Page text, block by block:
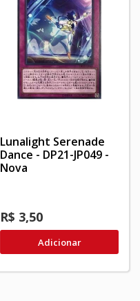
Lunalight Serenade
Dance - DP21-JP049 -
Nova
R$ 3,50
Adicionar